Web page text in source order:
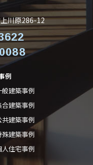
川原286-12
例
般建築事例
合建築事例
共建築事例
殊建築事例
人住宅事例